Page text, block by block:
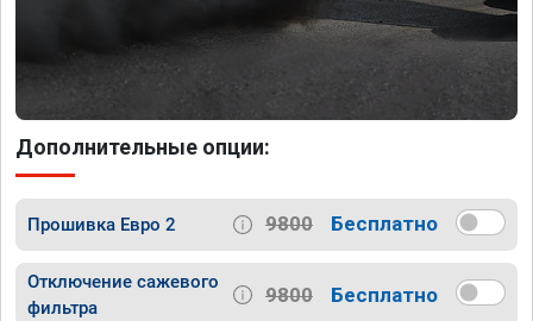
Дополнительные опции:
Прошивка Евро 2 9800 Бесплатно
Отключение сажевого
фильтра
9800 Бесплатно